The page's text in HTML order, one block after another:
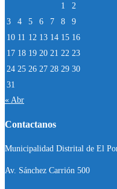
1
2
3
4 5 6 7 8
9
10 11 12 13 14 15 16
17 18 19 20 21 22 23
24 25 26 27 28 29 30
31
« Abr
Contactanos
Municipalidad Distrital de El
Av. Sánchez Carrión 500